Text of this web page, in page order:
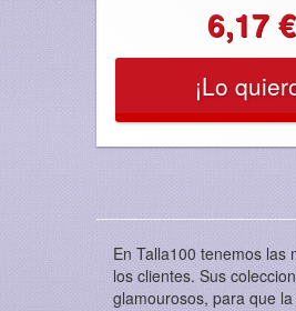
6,17 €
¡Lo
En Talla100 tenemos
los clientes. Sus
glamourosos, para que